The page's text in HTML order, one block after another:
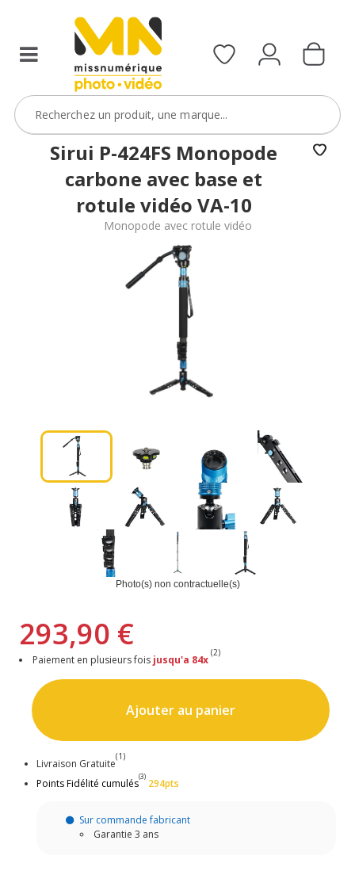
Sirui P-424FS Monopode
carbone avec base et
rotule vidéo VA-10
Monopode avec rotule vidéo
Photo(s) non contractuelle(s)
293,90 €
Paiement en plusieurs fois jusqu'a 84x
(2)
Ajouter au panier
Livraison Gratuite
(1)
Points Fidélité cumulés
(3)
294pts
Sur commande fabricant
Garantie 3 ans